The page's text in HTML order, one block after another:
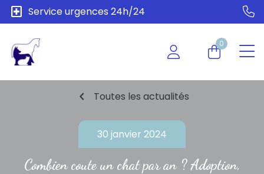
local_hospital Service urgences 24h/24
0
chevron_left Toutes les actualités
30 janvier 2024
Combien coute un chat par an ? Adoption,